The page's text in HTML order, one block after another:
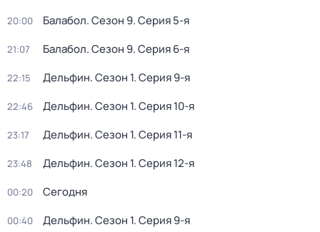
20:00 Балабол. Сезон 9. Серия 5-я
21:07 Балабол. Сезон 9. Серия 6-я
22:15 Дельфин. Сезон 1. Серия 9-я
22:46 Дельфин. Сезон 1. Серия 10-я
23:17 Дельфин. Сезон 1. Серия 11-я
23:48 Дельфин. Сезон 1. Серия 12-я
00:20 Сегодня
00:40 Дельфин. Сезон 1. Серия 9-я